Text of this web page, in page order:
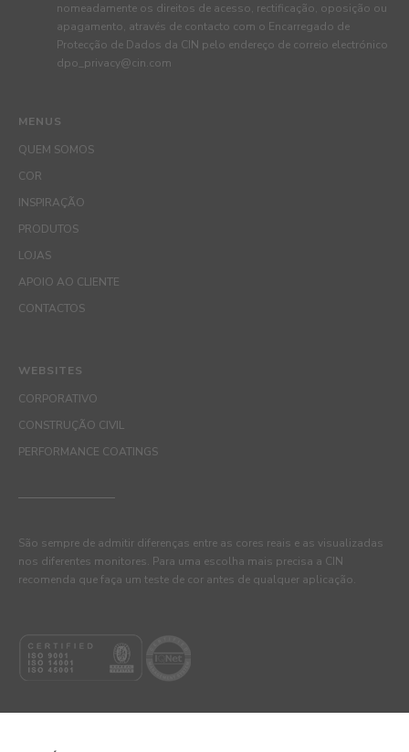
MENUS
QUEM SOMOS
COR
INSPIRAÇÃO
PRODUTOS
LOJAS
APOIO AO CLIENTE
CONTACTOS
nomeadamente os direitos de acesso, rectificação, oposição ou
apagamento, através de contacto com o Encarregado de
Protecção de Dados da CIN pelo endereço de correio electrónico
dpo_privacy@cin.com
WEBSITES
CORPORATIVO
CONSTRUÇÃO CIVIL
PERFORMANCE COATINGS
São sempre de admitir diferenças entre as cores reais e as visualizadas
nos diferentes monitores. Para uma escolha mais precisa a CIN
recomenda que faça um teste de cor antes de qualquer aplicação.